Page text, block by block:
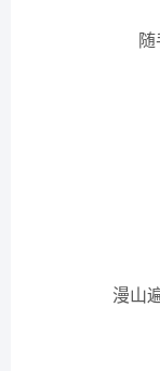
随手
漫山遍